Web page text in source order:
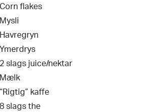
Corn flakes
Mysli
Havregryn
Ymerdrys
2 slags juice/nektar
Mælk
“Rigtig” kaffe
8 slags the